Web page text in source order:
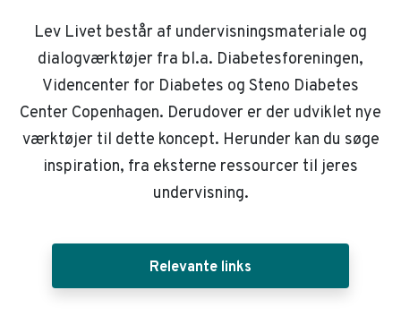
Lev Livet består af undervisningsmateriale og
dialogværktøjer fra bl.a. Diabetesforeningen,
Videncenter for Diabetes og Steno Diabetes
Center Copenhagen. Derudover er der udviklet nye
værktøjer til dette koncept. Herunder kan du søge
inspiration, fra eksterne ressourcer til jeres
undervisning.
Relevante links